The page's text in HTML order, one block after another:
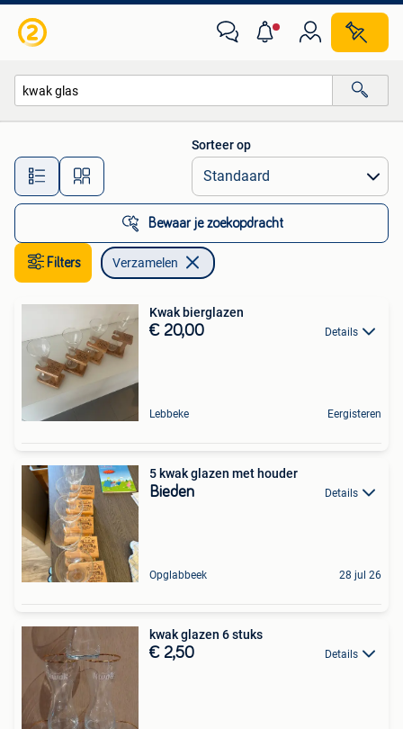
Alle afstanden…
Sorteer op
Bewaar je zoekopdracht
Filters Verzamelen
Kwak bierglazen
€ 20,00 Details
Lebbeke Eergisteren
5 kwak glazen met houder
Bieden Details
Opglabbeek 28 jul 26
kwak glazen 6 stuks
€ 2,50 Details